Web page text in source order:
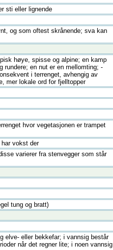
sti eller lignende
og som oftest skrånende; sva kan
høye, spisse og alpine; en kamp
rundere; en nut er en mellomting; -
i terrenget, avhengig av
mer lokale ord for fjelltopper
hvor vegetasjonen er trampet
vokst der
varierer fra stenvegger som står
tung og bratt)
elve- eller bekkefar; i vannsig består
når det regner lite; i noen vannsig